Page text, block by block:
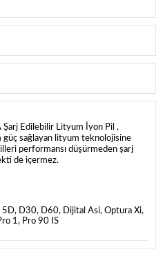
Edilebilir Lityum İyon Pil ,
sağlayan lityum teknolojisine
performansı düşürmeden şarj
de içermez.
D30, D60, Dijital Asi, Optura Xi,
1, Pro 90 IS